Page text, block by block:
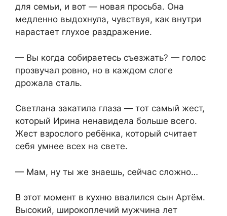
для семьи, и вот — новая просьба. Она
медленно выдохнула, чувствуя, как внутри
нарастает глухое раздражение.
— Вы когда собираетесь съезжать? — голос
прозвучал ровно, но в каждом слоге
дрожала сталь.
Светлана закатила глаза — тот самый жест,
который Ирина ненавидела больше всего.
Жест взрослого ребёнка, который считает
себя умнее всех на свете.
— Мам, ну ты же знаешь, сейчас сложно…
В этот момент в кухню ввалился сын Артём.
Высокий, широкоплечий мужчина лет